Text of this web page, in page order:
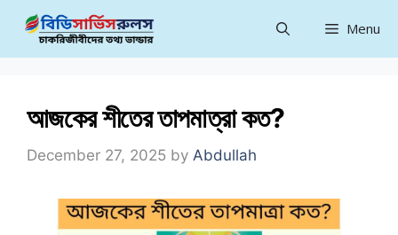
content
Menu
আজকের শীতের তাপমাত্রা কত?
December 27, 2025 by Abdullah